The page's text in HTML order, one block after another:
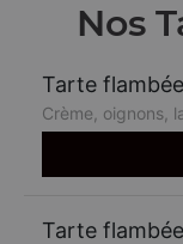
Nos
Tarte
Crème, oignons,
Tarte